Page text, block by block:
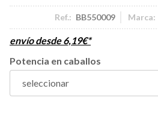
Ref.: BB550009 Marca:
envío desde6,19€*
Potencia en caballos